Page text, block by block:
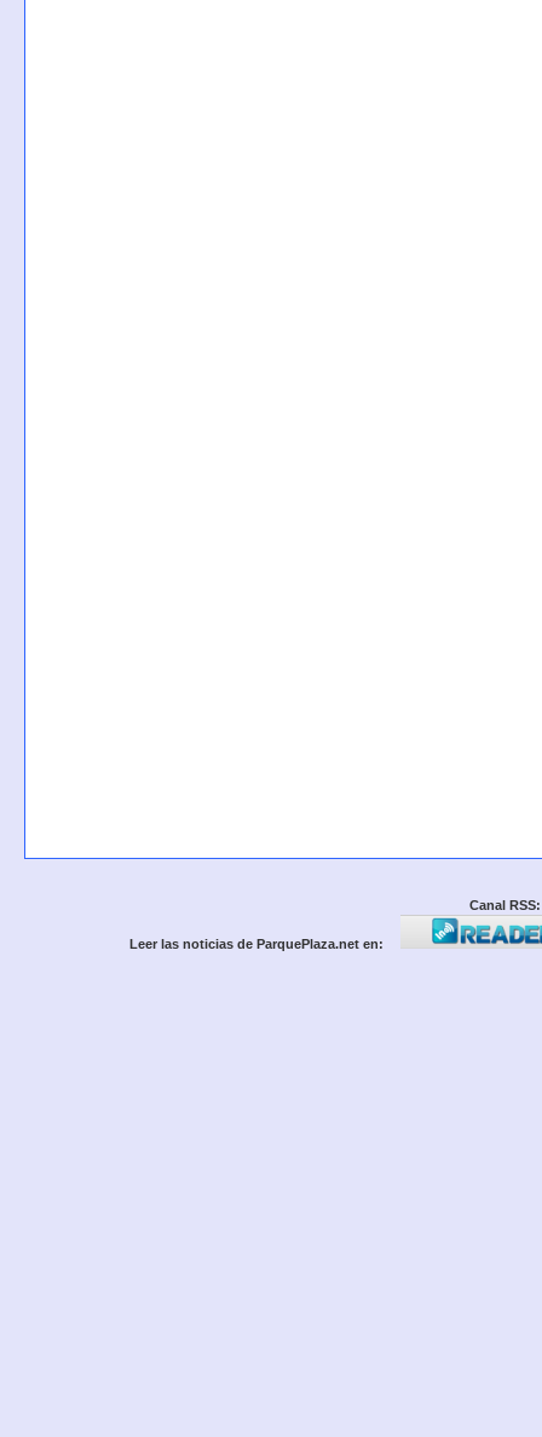
Canal RSS:
Leer las noticias de ParquePlaza.net en: